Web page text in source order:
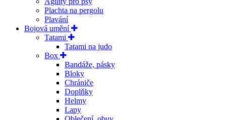
Plachta na pergolu
Plavání
Bojová umění
Tatami
Tatami na judo
Box
Bandáže, pásky
Bloky
Chrániče
Doplňky
Helmy
Lapy